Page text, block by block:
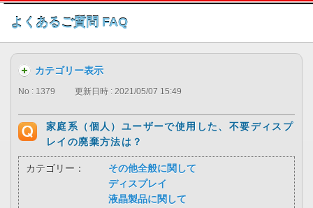
このページの本文へ
よくあるご質問 FAQ
カテゴリー表示
No : 1379 更新日時 : 2021/05/07 15:49
家庭系（個人）ユーザーで使用した、不要ディスプ
レイの廃棄方法は？
カテゴリー：
その他全般に関して
ディスプレイ
液晶製品に関して